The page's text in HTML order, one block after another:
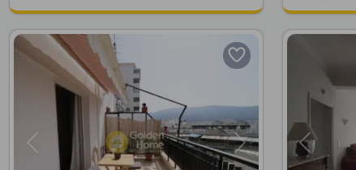
Previous Next Previous